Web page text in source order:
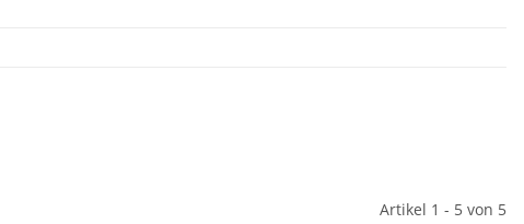
Artikel 1 - 5 von 5